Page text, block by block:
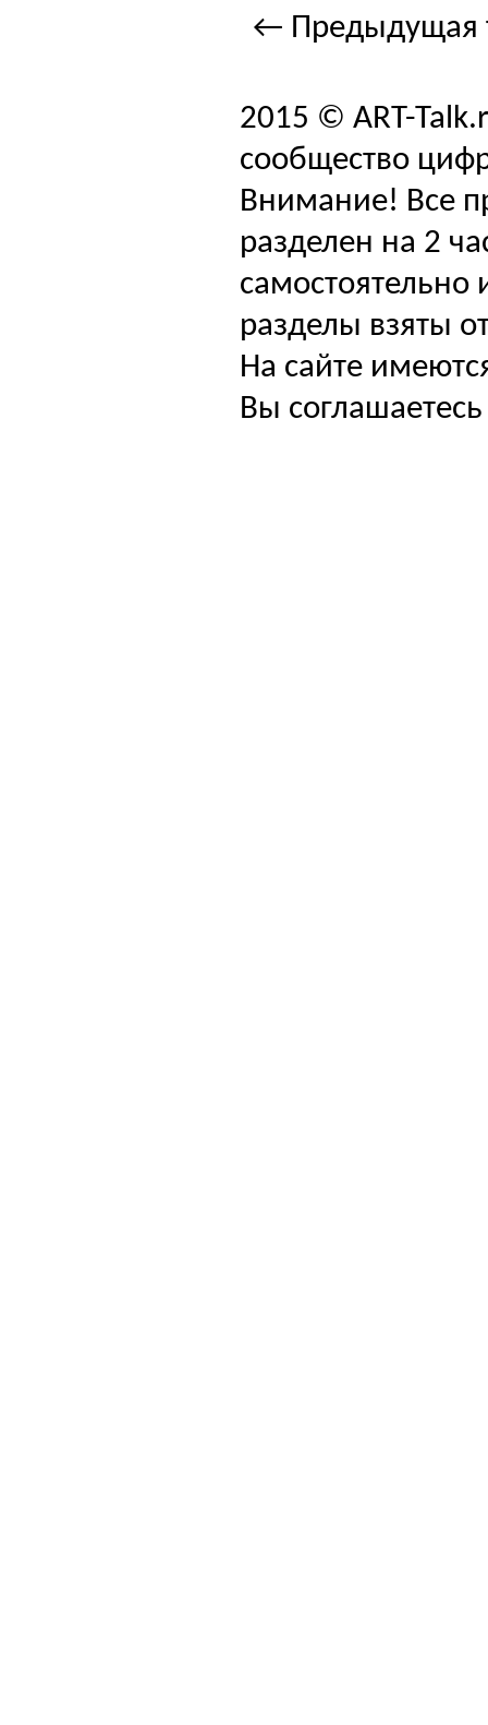
← Предыдущая
2015 © ART-
сообщество
Внимание! Все
разделен на 2
самостоятельно
разделы взяты
На сайте
Вы